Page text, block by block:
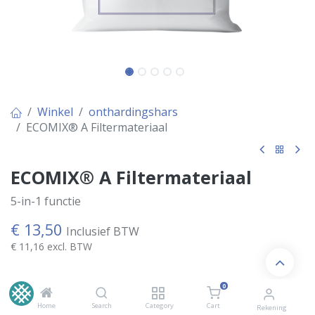
Home Search Category
0
Cart Rekening
Winkel
onthardingshars
ECOMIX® A Filtermateriaal
ECOMIX® A Filtermateriaal
5-in-1 functie
€ 13,50 Inclusief BTW
€ 11,16 excl. BTW
Aantal Liters: